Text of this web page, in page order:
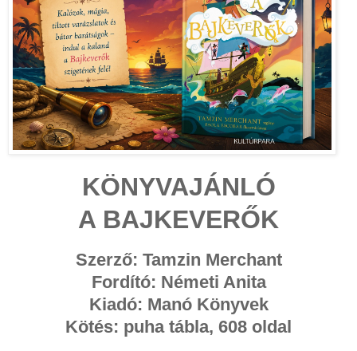
KÖNYVAJÁNLÓ
A BAJKEVERŐK
Szerző: Tamzin Merchant
Fordító: Németi Anita
Kiadó: Manó Könyvek
Kötés: puha tábla, 608 oldal